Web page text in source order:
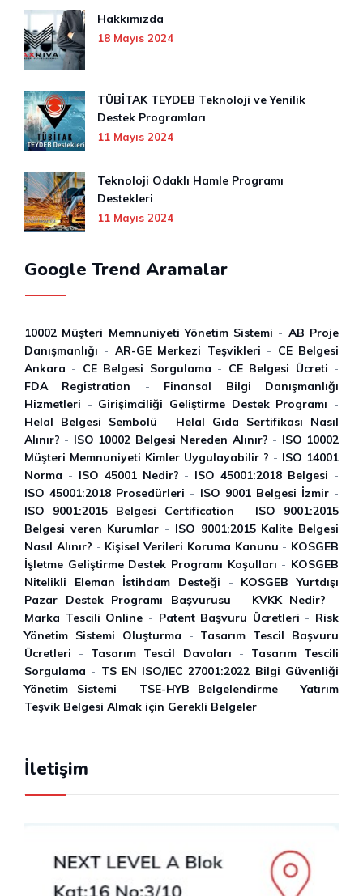
Hakkımızda
18 Mayıs 2024
TÜBİTAK TEYDEB Teknoloji ve Yenilik
Destek Programları
11 Mayıs 2024
Teknoloji Odaklı Hamle Programı
Destekleri
11 Mayıs 2024
Google Trend Aramalar
10002 Müşteri Memnuniyeti Yönetim Sistemi - AB Proje
Danışmanlığı - AR-GE Merkezi Teşvikleri - CE Belgesi
Ankara - CE Belgesi Sorgulama - CE Belgesi Ücreti -
FDA Registration - Finansal Bilgi Danışmanlığı
Hizmetleri - Girişimciliği Geliştirme Destek Programı -
Helal Belgesi Sembolü - Helal Gıda Sertifikası Nasıl
Alınır? - ISO 10002 Belgesi Nereden Alınır? - ISO 10002
Müşteri Memnuniyeti Kimler Uygulayabilir ? - ISO 14001
Norma - ISO 45001 Nedir? - ISO 45001:2018 Belgesi -
ISO 45001:2018 Prosedürleri - ISO 9001 Belgesi İzmir-
ISO 9001:2015 Belgesi Certification - ISO 9001:2015
Belgesi veren Kurumlar - ISO 9001:2015 Kalite Belgesi
Nasıl Alınır? - Kişisel Verileri Koruma Kanunu - KOSGEB
İşletme Geliştirme Destek Programı Koşulları - KOSGEB
Nitelikli Eleman İstihdam Desteği - KOSGEB Yurtdışı
Pazar Destek Programı Başvurusu - KVKK Nedir? -
Marka Tescili Online - Patent Başvuru Ücretleri - Risk
Yönetim Sistemi Oluşturma - Tasarım Tescil Başvuru
Ücretleri - Tasarım Tescil Davaları - Tasarım Tescili
Sorgulama - TS EN ISO/IEC 27001:2022 Bilgi Güvenliği
Yönetim Sistemi - TSE-HYB Belgelendirme -Yatırım
Teşvik Belgesi Almak için Gerekli Belgeler
İletişim